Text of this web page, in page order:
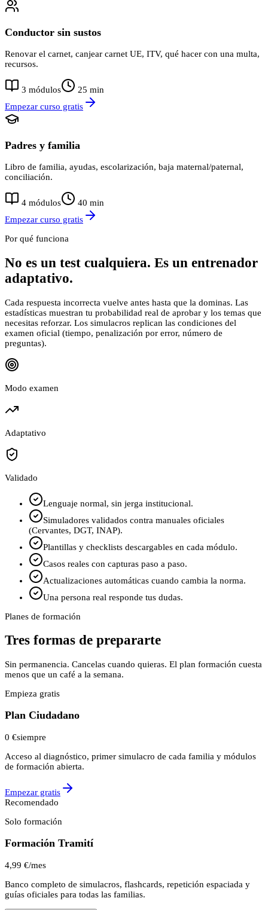
Conductor sin sustos
Renovar el carnet, canjear carnet UE, ITV, qué hacer con una multa,
recursos.
3 módulos 25 min
Empezar curso gratis
Padres y familia
Libro de familia, ayudas, escolarización, baja maternal/paternal,
conciliación.
4 módulos 40 min
Empezar curso gratis
Por qué funciona
No es un test cualquiera. Es un entrenador
adaptativo.
Cada respuesta incorrecta vuelve antes hasta que la dominas. Las
estadísticas muestran tu probabilidad real de aprobar y los temas que
necesitas reforzar. Los simulacros replican las condiciones del
examen oficial (tiempo, penalización por error, número de
preguntas).
Modo examen
Adaptativo
Validado
Lenguaje normal, sin jerga institucional.
Simuladores validados contra manuales oficiales
(Cervantes, DGT, INAP).
Plantillas y checklists descargables en cada módulo.
Casos reales con capturas paso a paso.
Actualizaciones automáticas cuando cambia la norma.
Una persona real responde tus dudas.
Planes de formación
Tres formas de prepararte
Sin permanencia. Cancelas cuando quieras. El plan formación cuesta
menos que un café a la semana.
Empieza gratis
Plan Ciudadano
0 €siempre
Acceso al diagnóstico, primer simulacro de cada familia y módulos
de formación abierta.
Empezar gratis
Recomendado
Solo formación
Formación Tramití
4,99 €/mes
Banco completo de simulacros, flashcards, repetición espaciada y
guías oficiales para todas las familias.